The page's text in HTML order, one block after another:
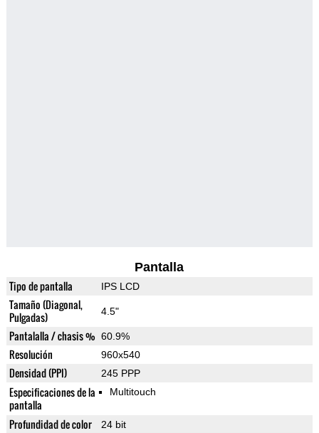
Pantalla
Tipo de pantalla IPS LCD
Tamaño (Diagonal,
Pulgadas)
4.5"
Pantalalla / chasis % 60.9%
Resolución 960x540
Densidad (PPI) 245 PPP
Especificaciones de la
pantalla
Multitouch
Profundidad de color 24 bit